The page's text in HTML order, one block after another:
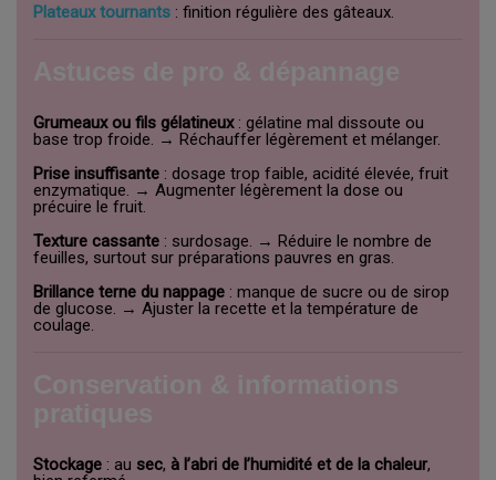
Plateaux tournants : finition régulière des gâteaux.
Grumeaux ou fils gélatineux: gélatine mal dissoute ou
base trop froide. → Réchauffer légèrement et mélanger.
Prise insuffisante : dosage trop faible, acidité élevée, fruit
enzymatique. → Augmenter légèrement la dose ou
précuire le fruit.
Texture cassante : surdosage. → Réduire le nombre de
feuilles, surtout sur préparations pauvres en gras.
Brillance terne du nappage : manque de sucre ou de sirop
de glucose. → Ajuster la recette et la température de
coulage.
Stockage : au sec, à l’abri de l’humidité et de la chaleur,